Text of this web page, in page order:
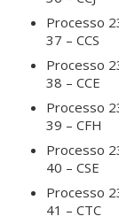
Processo
37 – CCS
Processo
38 – CCE
Processo
39 – CFH
Processo
40 – CSE
Processo
41 – CTC